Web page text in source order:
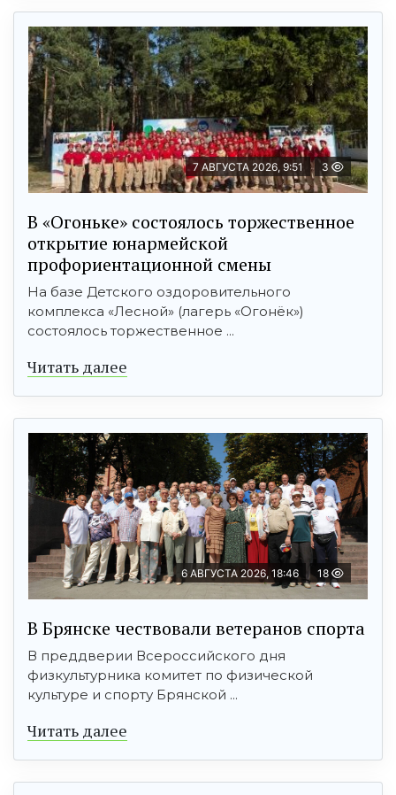
7 АВГУСТА 2026, 9:51 3
В «Огоньке» состоялось торжественное
открытие юнармейской
профориентационной смены
На базе Детского оздоровительного
комплекса «Лесной» (лагерь «Огонёк»)
состоялось торжественное ...
Читать далее
6 АВГУСТА 2026, 18:46 18
В Брянске чествовали ветеранов спорта
В преддверии Всероссийского дня
физкультурника комитет по физической
культуре и спорту Брянской ...
Читать далее